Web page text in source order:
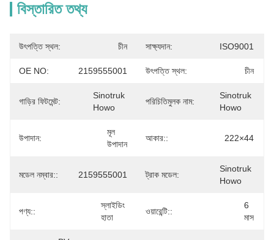
বিস্তারিত তথ্য
উৎপত্তি স্থল: চীন সাক্ষ্যদান: ISO9001
OE NO: 2159555001 উৎপত্তি স্থল: চীন
গাড়ির ফিটমেন্ট:
Sinotruk
Howo
পরিচিতিমুলক নাম:
Sinotruk
Howo
উপাদান:
মূল
উপাদান
আকার:: 222×44
মডেল নম্বার:: 2159555001 ট্রাক মডেল:
Sinotruk
Howo
পণ্য::
স্লাইডিং
হাতা
ওয়ারেন্টি::
6
মাস